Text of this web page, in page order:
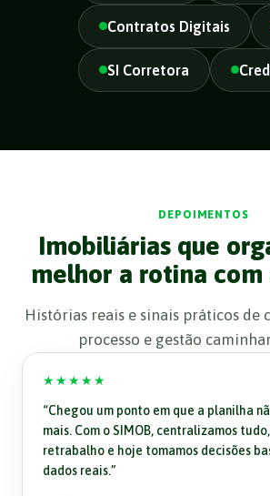
Contratos Digitais
SI Corretora
DEPOIMENTOS
Imobiliárias que
melhor a rotina com
Histórias reais e sinais práticos de
processo e gestão
★★★★★
“Chegou um ponto em que a planilha
mais. Com o SIMOB, centralizamos
retrabalho e hoje tomamos decisões
dados reais.”